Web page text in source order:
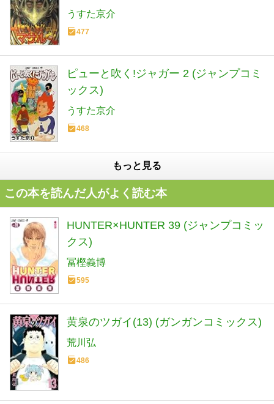
うすた京介
477
ピューと吹く!ジャガー 2 (ジャンプコミ
ックス)
うすた京介
468
もっと見る
この本を読んだ人がよく読む本
HUNTER×HUNTER 39 (ジャンプコミッ
クス)
冨樫義博
595
黄泉のツガイ(13) (ガンガンコミックス)
荒川弘
486